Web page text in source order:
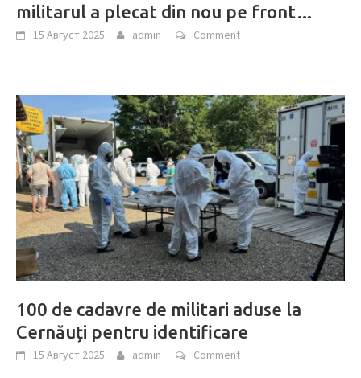
militarul a plecat din nou pe front…
15 Август 2025 admin Comment
100 de cadavre de militari aduse la
Cernăuți pentru identificare
15 Август 2025 admin Comment